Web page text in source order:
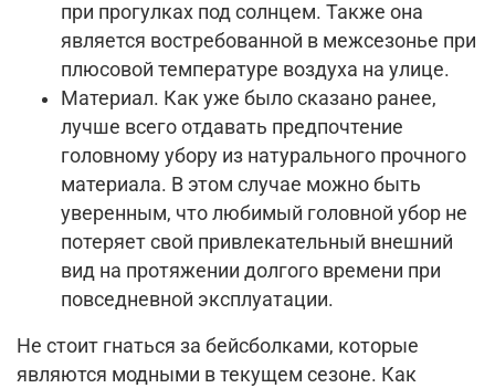
при прогулках под солнцем. Также она
является востребованной в межсезонье при
плюсовой температуре воздуха на улице.
Материал. Как уже было сказано ранее,
лучше всего отдавать предпочтение
головному убору из натурального прочного
материала. В этом случае можно быть
уверенным, что любимый головной убор не
потеряет свой привлекательный внешний
вид на протяжении долгого времени при
повседневной эксплуатации.
Не стоит гнаться за бейсболками, которые
являются модными в текущем сезоне. Как